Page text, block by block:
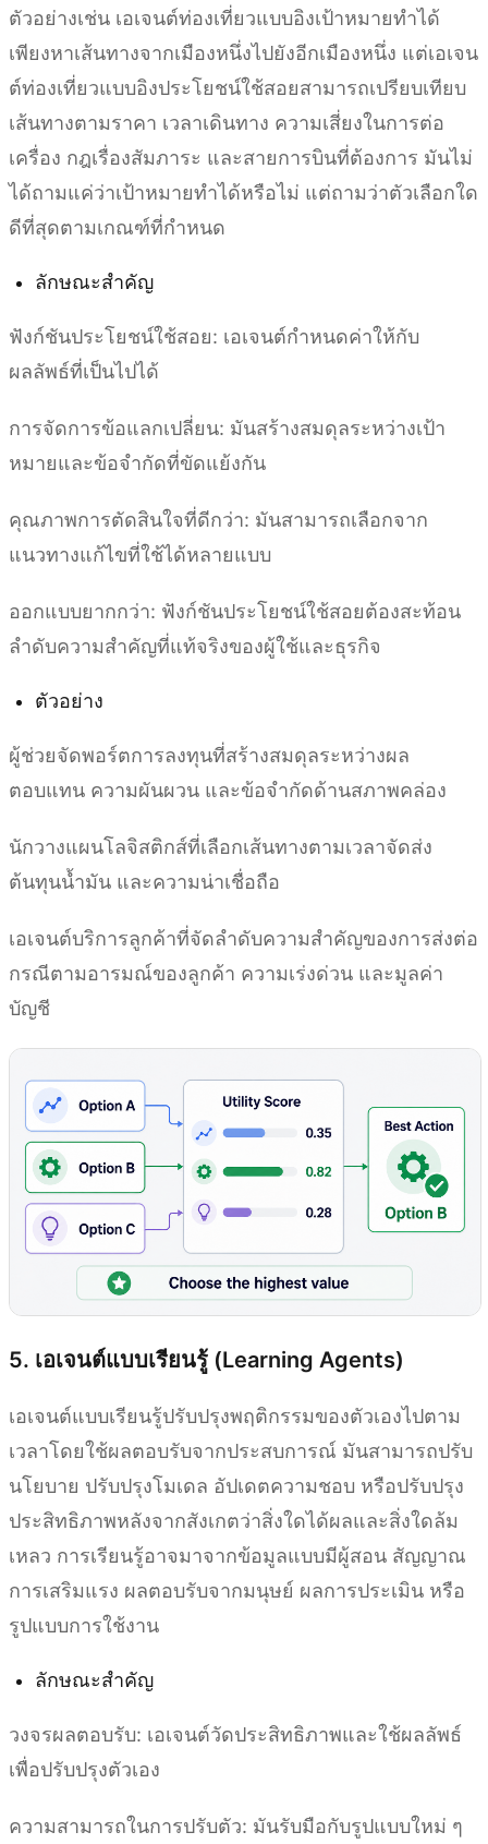
ตัวอย่างเช่น เอเจนต์ท่องเที่ยวแบบอิงเป้าหมายทำได้
เพียงหาเส้นทางจากเมืองหนึ่งไปยังอีกเมืองหนึ่ง แต่เอเจน
ต์ท่องเที่ยวแบบอิงประโยชน์ใช้สอยสามารถเปรียบเทียบ
เส้นทางตามราคา เวลาเดินทาง ความเสี่ยงในการต่อ
เครื่อง กฎเรื่องสัมภาระ และสายการบินที่ต้องการ มันไม่
ได้ถามแค่ว่าเป้าหมายทำได้หรือไม่ แต่ถามว่าตัวเลือกใด
ดีที่สุดตามเกณฑ์ที่กำหนด
ลักษณะสำคัญ
ฟังก์ชันประโยชน์ใช้สอย: เอเจนต์กำหนดค่าให้กับ
ผลลัพธ์ที่เป็นไปได้
การจัดการข้อแลกเปลี่ยน: มันสร้างสมดุลระหว่างเป้า
หมายและข้อจำกัดที่ขัดแย้งกัน
คุณภาพการตัดสินใจที่ดีกว่า: มันสามารถเลือกจาก
แนวทางแก้ไขที่ใช้ได้หลายแบบ
ออกแบบยากกว่า: ฟังก์ชันประโยชน์ใช้สอยต้องสะท้อน
ลำดับความสำคัญที่แท้จริงของผู้ใช้และธุรกิจ
ตัวอย่าง
ผู้ช่วยจัดพอร์ตการลงทุนที่สร้างสมดุลระหว่างผล
ตอบแทน ความผันผวน และข้อจำกัดด้านสภาพคล่อง
นักวางแผนโลจิสติกส์ที่เลือกเส้นทางตามเวลาจัดส่ง
ต้นทุนน้ำมัน และความน่าเชื่อถือ
เอเจนต์บริการลูกค้าที่จัดลำดับความสำคัญของการส่งต่อ
กรณีตามอารมณ์ของลูกค้า ความเร่งด่วน และมูลค่า
บัญชี
5. เอเจนต์แบบเรียนรู้ (Learning Agents)
เอเจนต์แบบเรียนรู้ปรับปรุงพฤติกรรมของตัวเองไปตาม
เวลาโดยใช้ผลตอบรับจากประสบการณ์ มันสามารถปรับ
นโยบาย ปรับปรุงโมเดล อัปเดตความชอบ หรือปรับปรุง
ประสิทธิภาพหลังจากสังเกตว่าสิ่งใดได้ผลและสิ่งใดล้ม
เหลว การเรียนรู้อาจมาจากข้อมูลแบบมีผู้สอน สัญญาณ
การเสริมแรง ผลตอบรับจากมนุษย์ ผลการประเมิน หรือ
รูปแบบการใช้งาน
ลักษณะสำคัญ
วงจรผลตอบรับ: เอเจนต์วัดประสิทธิภาพและใช้ผลลัพธ์
เพื่อปรับปรุงตัวเอง
ความสามารถในการปรับตัว: มันรับมือกับรูปแบบใหม่ ๆ